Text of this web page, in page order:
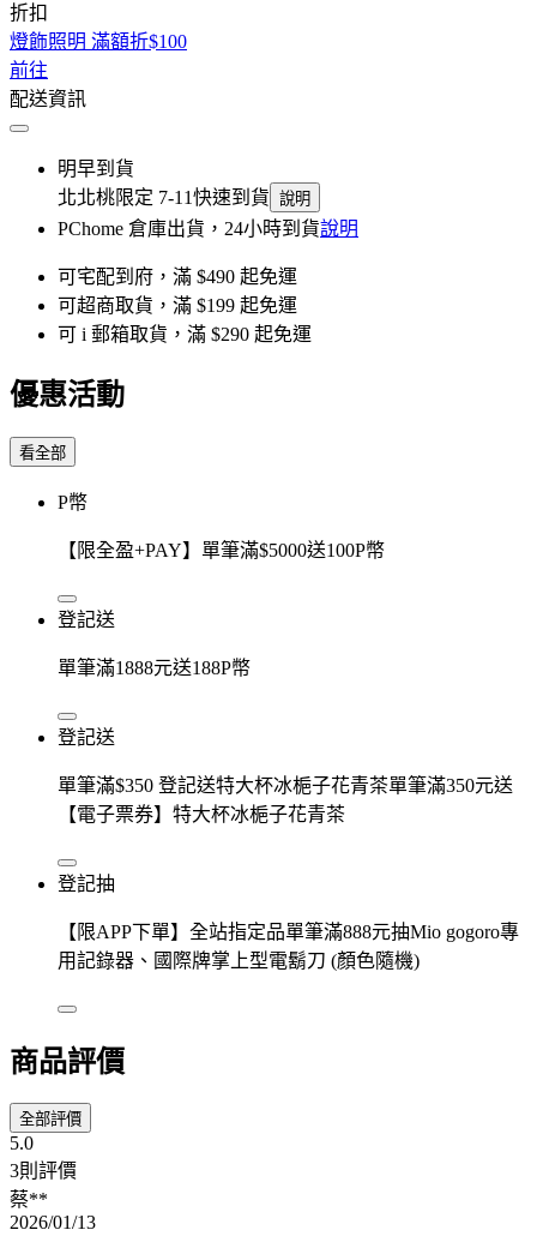
折扣
燈飾照明 滿額折$100
前往
配送資訊
明早到貨
北北桃限定 7-11快速到貨 說明
PChome 倉庫出貨，24小時到貨說明
可宅配到府，滿 $490 起免運
可超商取貨，滿 $199 起免運
可 i 郵箱取貨，滿 $290 起免運
優惠活動
看全部
P幣
【限全盈+PAY】單筆滿$5000送100P幣
登記送
單筆滿1888元送188P幣
登記送
單筆滿$350 登記送特大杯冰梔子花青茶單筆滿350元送
【電子票券】特大杯冰梔子花青茶
登記抽
【限APP下單】全站指定品單筆滿888元抽Mio gogoro專
用記錄器、國際牌掌上型電鬍刀 (顏色隨機)
商品評價
全部評價
5.0
3則評價
蔡**
2026/01/13